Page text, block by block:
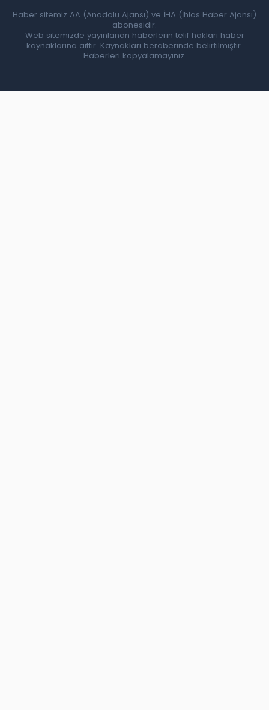
Haber sitemiz AA (Anadolu Ajansı) ve İHA (İhlas Haber Ajansı)
abonesidir.
Web sitemizde yayınlanan haberlerin telif hakları haber
kaynaklarına aittir. Kaynakları beraberinde belirtilmiştir.
Haberleri kopyalamayınız.